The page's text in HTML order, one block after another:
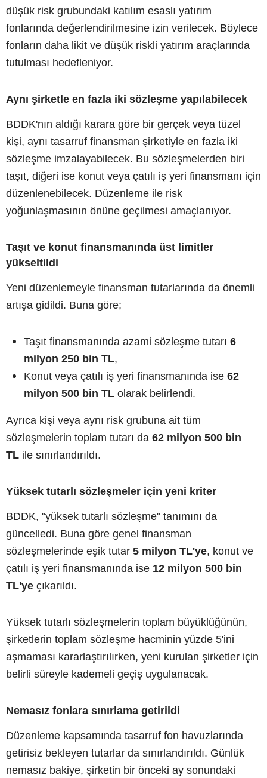
düşük risk grubundaki katılım esaslı yatırım
fonlarında değerlendirilmesine izin verilecek. Böylece
fonların daha likit ve düşük riskli yatırım araçlarında
tutulması hedefleniyor.
Aynı şirketle en fazla iki sözleşme yapılabilecek
BDDK'nın aldığı karara göre bir gerçek veya tüzel
kişi, aynı tasarruf finansman şirketiyle en fazla iki
sözleşme imzalayabilecek. Bu sözleşmelerden biri
taşıt, diğeri ise konut veya çatılı iş yeri finansmanı için
düzenlenebilecek. Düzenleme ile risk
yoğunlaşmasının önüne geçilmesi amaçlanıyor.
Taşıt ve konut finansmanında üst limitler
yükseltildi
Yeni düzenlemeyle finansman tutarlarında da önemli
artışa gidildi. Buna göre;
Taşıt finansmanında azami sözleşme tutarı 6
milyon 250 bin TL,
Konut veya çatılı iş yeri finansmanında ise 62
milyon 500 bin TL olarak belirlendi.
Ayrıca kişi veya aynı risk grubuna ait tüm
sözleşmelerin toplam tutarı da 62 milyon 500 bin
TL ile sınırlandırıldı.
Yüksek tutarlı sözleşmeler için yeni kriter
BDDK, "yüksek tutarlı sözleşme" tanımını da
güncelledi. Buna göre genel finansman
sözleşmelerinde eşik tutar 5 milyon TL'ye, konut ve
çatılı iş yeri finansmanında ise 12 milyon 500 bin
TL'ye çıkarıldı.
Yüksek tutarlı sözleşmelerin toplam büyüklüğünün,
şirketlerin toplam sözleşme hacminin yüzde 5'ini
aşmaması kararlaştırılırken, yeni kurulan şirketler için
belirli süreyle kademeli geçiş uygulanacak.
Nemasız fonlara sınırlama getirildi
Düzenleme kapsamında tasarruf fon havuzlarında
getirisiz bekleyen tutarlar da sınırlandırıldı. Günlük
nemasız bakiye, şirketin bir önceki ay sonundaki